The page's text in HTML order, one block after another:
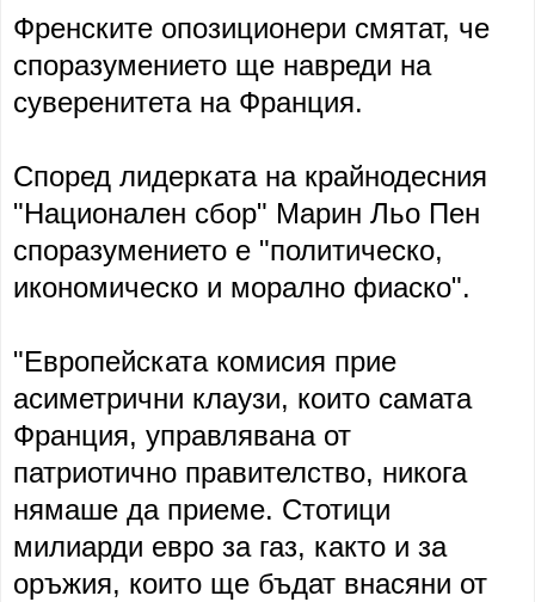
Френските опозиционери смятат, че
споразумението ще навреди на
суверенитета на Франция.
Според лидерката на крайнодесния
"Национален сбор" Марин Льо Пен
споразумението е "политическо,
икономическо и морално фиаско".
"Европейската комисия прие
асиметрични клаузи, които самата
Франция, управлявана от
патриотично правителство, никога
нямаше да приеме. Стотици
милиарди евро за газ, както и за
оръжия, които ще бъдат внасяни от